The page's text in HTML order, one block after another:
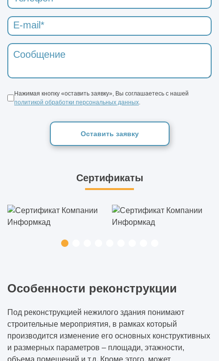
Нажимая кнопку «оставить заявку», Вы соглашаетесь с нашей
политикой обработки персональных данных
Оставить заявку
Сертификаты
Особенности реконструкции
Под реконструкцией нежилого здания понимают
строительные мероприятия, в рамках который
производится изменение его основных конструктивных
и размерных параметров – площади, этажности,